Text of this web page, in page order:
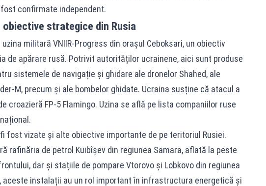
confirmate independent.
strategice din Rusia
militară VNIIR-Progress din orașul Ceboksari, un obiectiv
de apărare rusă. Potrivit autorităților ucrainene, aici sunt produse
sistemele de navigație și ghidare ale dronelor Shahed, ale
M, precum și ale bombelor ghidate. Ucraina susține că atacul a
croazieră FP-5 Flamingo. Uzina se află pe lista companiilor ruse
fost vizate și alte obiective importante de pe teritoriul Rusiei.
rafinăria de petrol Kuibîșev din regiunea Samara, aflată la peste
dar și stațiile de pompare Vtorovo și Lobkovo din regiunea
aceste instalații au un rol important în infrastructura energetică și